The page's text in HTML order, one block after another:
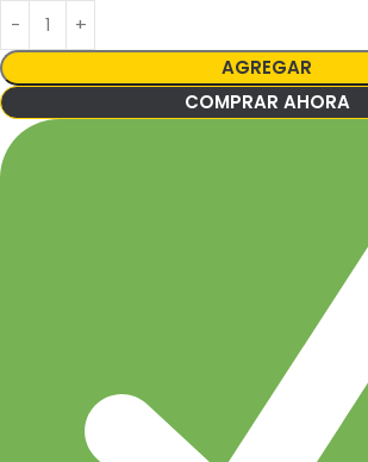
AGREGAR
COMPRAR AHORA